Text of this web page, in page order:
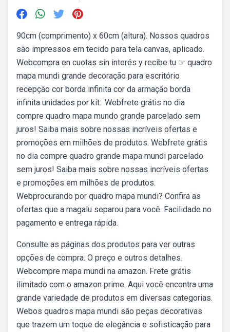
90cm (comprimento) x 60cm (altura). Nossos quadros
são impressos em tecido para tela canvas, aplicado.
Webcompra en cuotas sin interés y recibe tu ☞ quadro
mapa mundi grande decoração para escritório
recepção cor borda infinita cor da armação borda
infinita unidades por kit:. Webfrete grátis no dia
compre quadro mapa mundo grande parcelado sem
juros! Saiba mais sobre nossas incríveis ofertas e
promoções em milhões de produtos. Webfrete grátis
no dia compre quadro grande mapa mundi parcelado
sem juros! Saiba mais sobre nossas incríveis ofertas
e promoções em milhões de produtos.
Webprocurando por quadro mapa mundi? Confira as
ofertas que a magalu separou para você. Facilidade no
pagamento e entrega rápida.
Consulte as páginas dos produtos para ver outras
opções de compra. O preço e outros detalhes.
Webcompre mapa mundi na amazon. Frete grátis
ilimitado com o amazon prime. Aqui você encontra uma
grande variedade de produtos em diversas categorias.
Webos quadros mapa mundi são peças decorativas
que trazem um toque de elegância e sofisticação para